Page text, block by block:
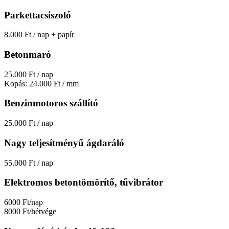
Parkettacsiszoló
8.000 Ft / nap + papír
Betonmaró
25.000 Ft / nap
Kopás: 24.000 Ft / mm
Benzinmotoros szállító
25.000 Ft / nap
Nagy teljesítményű ágdaráló
55.000 Ft / nap
Elektromos betontömörítő, tűvibrátor
6000 Ft/nap
8000 Ft/hétvége